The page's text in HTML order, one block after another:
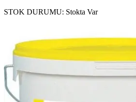
STOK DURUMU: Stokta Var